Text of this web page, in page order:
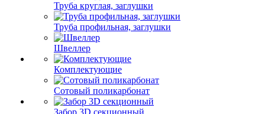
Труба круглая, заглушки
Труба профильная, заглушки
Швеллер
Комплектующие
Сотовый поликарбонат
Забор 3D секционный